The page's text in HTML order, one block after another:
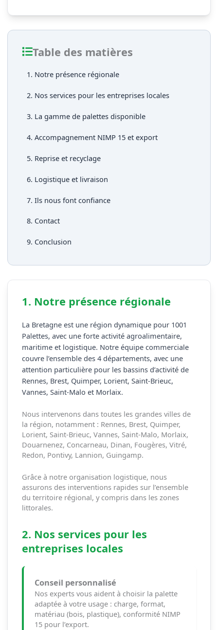
Table des matières
1. Notre présence régionale
2. Nos services pour les entreprises locales
3. La gamme de palettes disponible
4. Accompagnement NIMP 15 et export
5. Reprise et recyclage
6. Logistique et livraison
7. Ils nous font confiance
8. Contact
9. Conclusion
1. Notre présence régionale
La Bretagne est une région dynamique pour 1001
Palettes, avec une forte activité agroalimentaire,
maritime et logistique. Notre équipe commerciale
couvre l’ensemble des 4 départements, avec une
attention particulière pour les bassins d’activité de
Rennes, Brest, Quimper, Lorient, Saint-Brieuc,
Vannes, Saint-Malo et Morlaix.
Nous intervenons dans toutes les grandes villes de
la région, notamment : Rennes, Brest, Quimper,
Lorient, Saint-Brieuc, Vannes, Saint-Malo, Morlaix,
Douarnenez, Concarneau, Dinan, Fougères, Vitré,
Redon, Pontivy, Lannion, Guingamp.
Grâce à notre organisation logistique, nous
assurons des interventions rapides sur l’ensemble
du territoire régional, y compris dans les zones
littorales.
2. Nos services pour les
entreprises locales
Conseil personnalisé
Nos experts vous aident à choisir la palette
adaptée à votre usage : charge, format,
matériau (bois, plastique), conformité NIMP
15 pour l’export.